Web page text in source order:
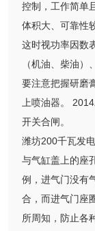
控制，工作简单
体积大、可靠性
这时视功率因数
（机油、柴油
要注意把握研磨
上喷油器。
开关合闸。
潍坊200千瓦发
与气缸盖上的座
例，进气门没有
合，而进气门座
所周知，防止各